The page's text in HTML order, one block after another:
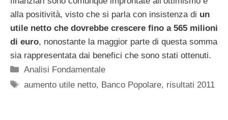
alla positività, visto che si parla con insistenza di un
utile netto che dovrebbe crescere fino a 565 milioni
di euro, nonostante la maggior parte di questa somma
sia rappresentata dai benefici che sono stati ottenuti.
Categorie
Analisi Fondamentale
Tag
aumento utile netto, Banco Popolare, risultati 2011